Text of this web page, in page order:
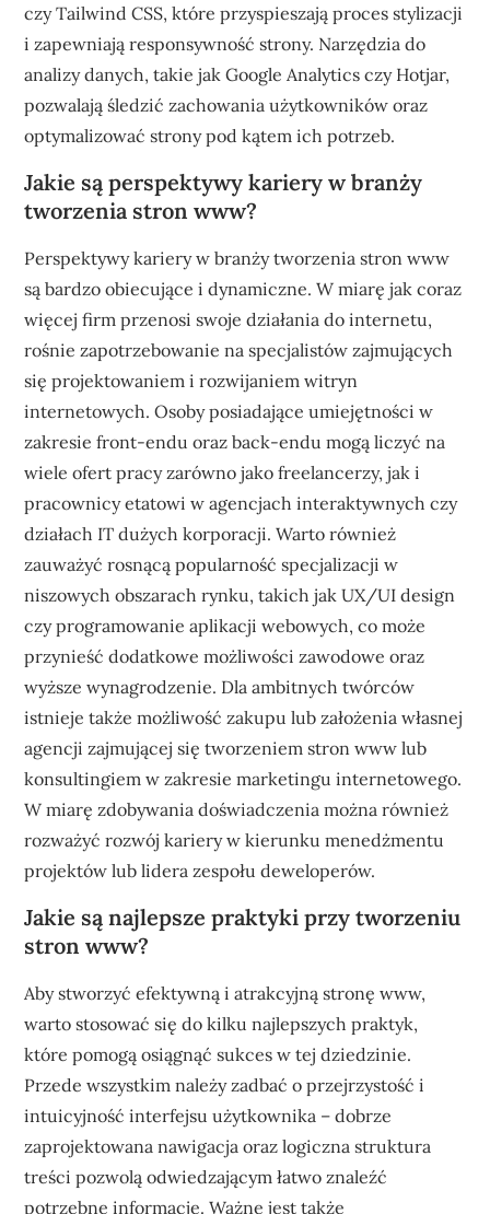
czy Tailwind CSS, które przyspieszają proces stylizacji
i zapewniają responsywność strony. Narzędzia do
analizy danych, takie jak Google Analytics czy Hotjar,
pozwalają śledzić zachowania użytkowników oraz
optymalizować strony pod kątem ich potrzeb.
Jakie są perspektywy kariery w branży
tworzenia stron www?
Perspektywy kariery w branży tworzenia stron www
są bardzo obiecujące i dynamiczne. W miarę jak coraz
więcej firm przenosi swoje działania do internetu,
rośnie zapotrzebowanie na specjalistów zajmujących
się projektowaniem i rozwijaniem witryn
internetowych. Osoby posiadające umiejętności w
zakresie front-endu oraz back-endu mogą liczyć na
wiele ofert pracy zarówno jako freelancerzy, jak i
pracownicy etatowi w agencjach interaktywnych czy
działach IT dużych korporacji. Warto również
zauważyć rosnącą popularność specjalizacji w
niszowych obszarach rynku, takich jak UX/UI design
czy programowanie aplikacji webowych, co może
przynieść dodatkowe możliwości zawodowe oraz
wyższe wynagrodzenie. Dla ambitnych twórców
istnieje także możliwość zakupu lub założenia własnej
agencji zajmującej się tworzeniem stron www lub
konsultingiem w zakresie marketingu internetowego.
W miarę zdobywania doświadczenia można również
rozważyć rozwój kariery w kierunku menedżmentu
projektów lub lidera zespołu deweloperów.
Jakie są najlepsze praktyki przy tworzeniu
stron www?
Aby stworzyć efektywną i atrakcyjną stronę www,
warto stosować się do kilku najlepszych praktyk,
które pomogą osiągnąć sukces w tej dziedzinie.
Przede wszystkim należy zadbać o przejrzystość i
intuicyjność interfejsu użytkownika – dobrze
zaprojektowana nawigacja oraz logiczna struktura
treści pozwolą odwiedzającym łatwo znaleźć
potrzebne informacje. Ważne jest także